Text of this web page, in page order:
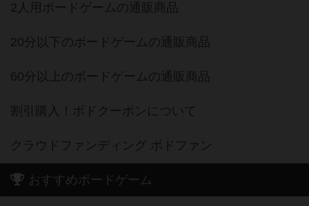
2人用ボードゲームの通販商品
20分以下のボードゲームの通販商品
60分以上のボードゲームの通販商品
割引購入！ボドクーポンについて
クラウドファンディング ボドファン
おすすめボードゲーム